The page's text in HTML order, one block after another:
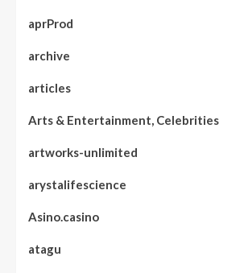
aprProd
archive
articles
Arts & Entertainment, Celebrities
artworks-unlimited
arystalifescience
Asino.casino
atagu